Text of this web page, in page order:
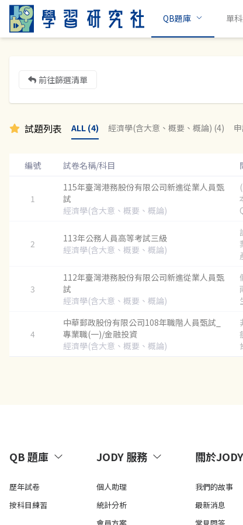
QB題庫 單
前往篩選清單
試題列表 ALL (4) 經濟學(含大意、概要、概論) (4)
編號 試卷名稱/科目
1
115年臺灣港務股份有限公司新進從業人員甄
試
經濟學(含大意、概要、概論)
2
113年公務人員高等考試三級
經濟學(含大意、概要、概論)
3
112年臺灣港務股份有限公司新進從業人員甄
試
經濟學(含大意、概要、概論)
4
中華郵政股份有限公司108年職階人員甄試_
專業職(一)/金融投資
經濟學(含大意、概要、概論)
QB 題庫
歷年試卷
按科目練習
JODY 服務
個人助理
統計分析
關於JODY
我們的故事
最新消息